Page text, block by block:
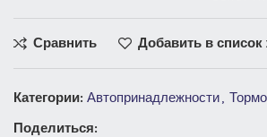
Сравнить Добавить в
Категории: Автопринадлежности
Поделиться: